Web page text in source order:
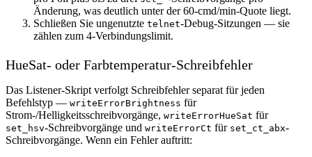
Änderung, was deutlich unter der 60-cmd/min-Quote liegt.
Schließen Sie ungenutzte telnet-Debug-Sitzungen — sie
zählen zum 4-Verbindungslimit.
HueSat- oder Farbtemperatur-Schreibfehler
Das Listener-Skript verfolgt Schreibfehler separat für jeden
Befehlstyp — writeErrorBrightness für
Strom-/Helligkeitsschreibvorgänge, writeErrorHueSat für
set_hsv-Schreibvorgänge und writeErrorCt für set_ct_abx-
Schreibvorgänge. Wenn ein Fehler auftritt: